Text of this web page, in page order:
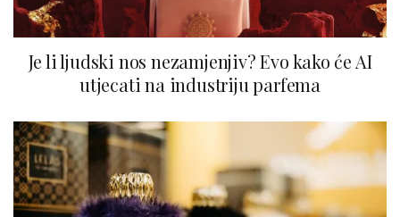
Je li ljudski nos nezamjenjiv? Evo kako će AI
utjecati na industriju parfema